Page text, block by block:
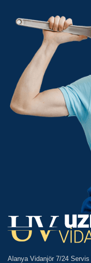
Alanya Vidanjör 7/24